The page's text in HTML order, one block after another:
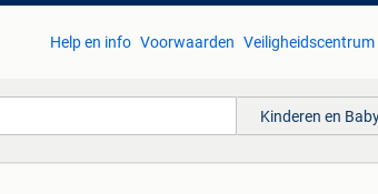
Help en info Voorwaarden Veiligheidscentrum
Kinderen en